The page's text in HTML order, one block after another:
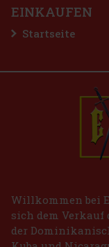
(2 st)
EINKAUFEN
Startseite
Willkommen bei
sich dem Verkauf
der